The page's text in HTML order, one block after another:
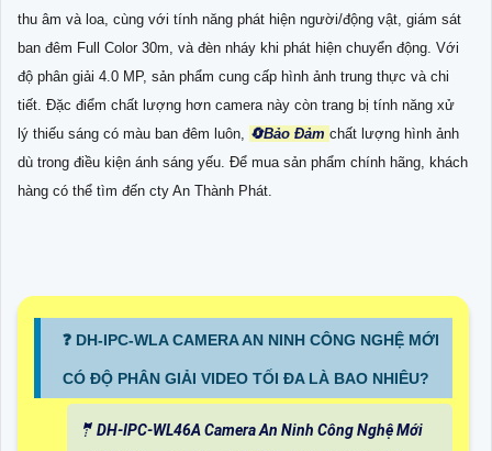
thu âm và loa, cùng với tính năng phát hiện người/động vật, giám sát
ban đêm Full Color 30m, và đèn nháy khi phát hiện chuyển động. Với
độ phân giải 4.0 MP, sản phẩm cung cấp hình ảnh trung thực và chi
tiết. Đặc điểm chất lượng hơn camera này còn trang bị tính năng xử
lý thiếu sáng có màu ban đêm luôn,
🔄Bảo Đảm chất lượng hình ảnh
dù trong điều kiện ánh sáng yếu. Để mua sản phẩm chính hãng, khách
hàng có thể tìm đến cty An Thành Phát.
❓ DH-IPC-WLA CAMERA AN NINH CÔNG NGHỆ MỚI
CÓ ĐỘ PHÂN GIẢI VIDEO TỐI ĐA LÀ BAO NHIÊU?
🤵 DH-IPC-WL46A Camera An Ninh Công Nghệ Mới